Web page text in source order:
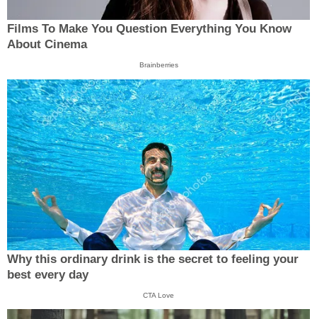
Films To Make You Question Everything You Know
About Cinema
Brainberries
Why this ordinary drink is the secret to feeling your
best every day
CTA Love